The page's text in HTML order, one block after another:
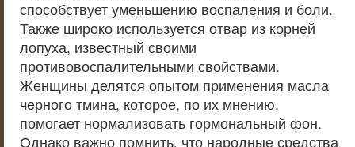
способствует уменьшению воспаления и боли.
Также широко используется отвар из корней
лопуха, известный своими
противовоспалительными свойствами.
Женщины делятся опытом применения масла
черного тмина, которое, по их мнению,
помогает нормализовать гормональный фон.
Однако важно помнить, что народные средства